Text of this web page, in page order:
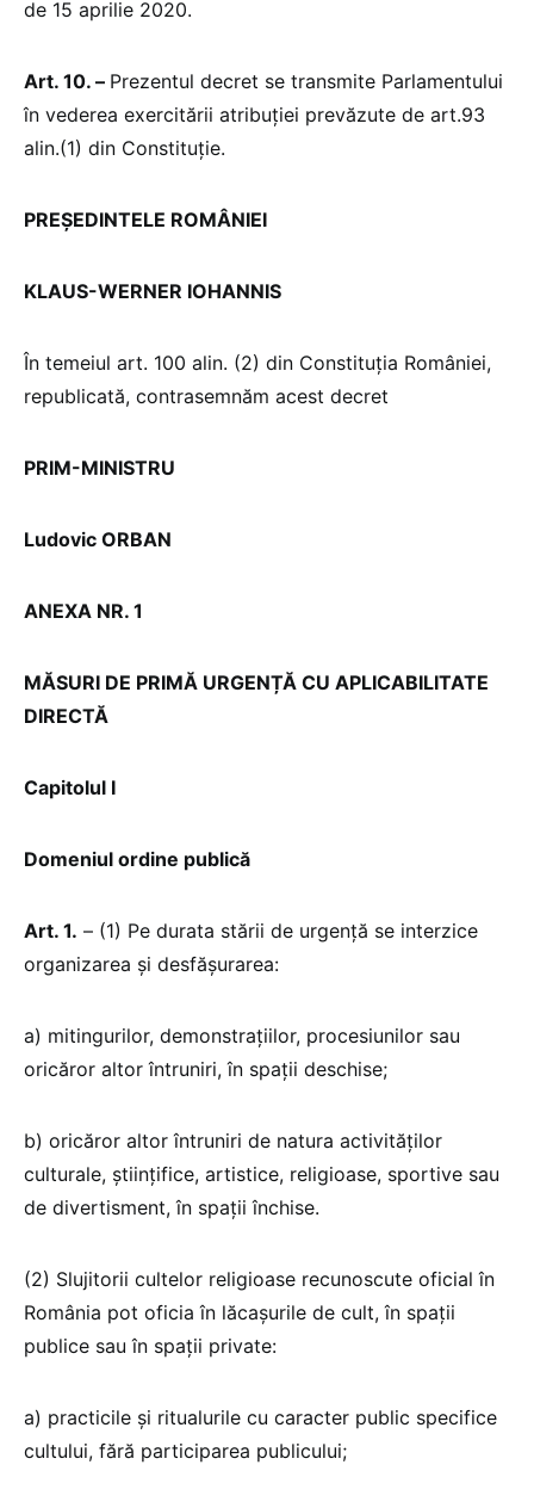
de 15 aprilie 2020.
Art. 10. – Prezentul decret se transmite Parlamentului
în vederea exercitării atribuției prevăzute de art.93
alin.(1) din Constituție.
PREȘEDINTELE ROMÂNIEI
KLAUS-WERNER IOHANNIS
În temeiul art. 100 alin. (2) din Constituția României,
republicată, contrasemnăm acest decret
PRIM-MINISTRU
Ludovic ORBAN
ANEXA NR. 1
MĂSURI DE PRIMĂ URGENȚĂ CU APLICABILITATE
DIRECTĂ
Capitolul I
Domeniul ordine publică
Art. 1. – (1) Pe durata stării de urgență se interzice
organizarea și desfășurarea:
a) mitingurilor, demonstrațiilor, procesiunilor sau
oricăror altor întruniri, în spații deschise;
b) oricăror altor întruniri de natura activităților
culturale, științifice, artistice, religioase, sportive sau
de divertisment, în spații închise.
(2) Slujitorii cultelor religioase recunoscute oficial în
România pot oficia în lăcașurile de cult, în spații
publice sau în spații private:
a) practicile și ritualurile cu caracter public specifice
cultului, fără participarea publicului;